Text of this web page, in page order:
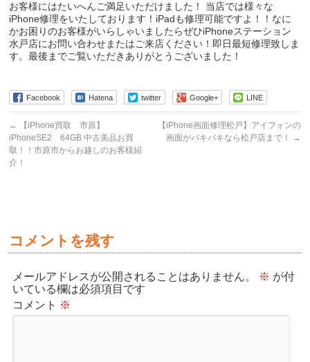
お客様にはたいへんご満足いただけました！ 当店では様々な
iPhone修理をいたしております！iPadも修理可能ですよ！！なに
かお困りのお客様がいらしゃいましたらぜひiPhoneステーション
水戸店にお問い合わせまたはご来店ください！即日最短修理致しま
す。最後までご覧いただきありがとうございました！
Facebook Hatena twitter Google+ LINE
←
【iPhone買取 市原】
iPhoneSE2 64GB 中古美品お買
取！！市原市からお越しのお客様紹
介！
【iPhone画面修理松戸】アイフォンの
画面がバキバキなら松戸店まで！
→
コメントを残す
メールアドレスが公開されることはありません。 ※ が付
いている欄は必須項目です
コメント ※